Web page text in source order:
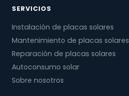
SERVICIOS
Instalación de placas solares
Mantenimiento de placas solares
Reparación de placas solares
Autoconsumo solar
Sobre nosotros